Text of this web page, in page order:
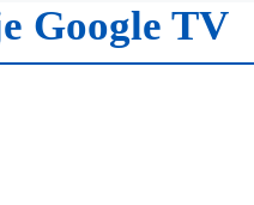
Google TV